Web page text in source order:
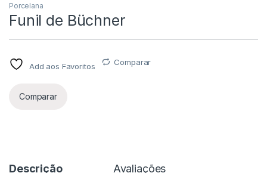
Porcelana
Funil de Büchner
Add aos Favoritos Comparar
Comparar
Descrição Avaliações